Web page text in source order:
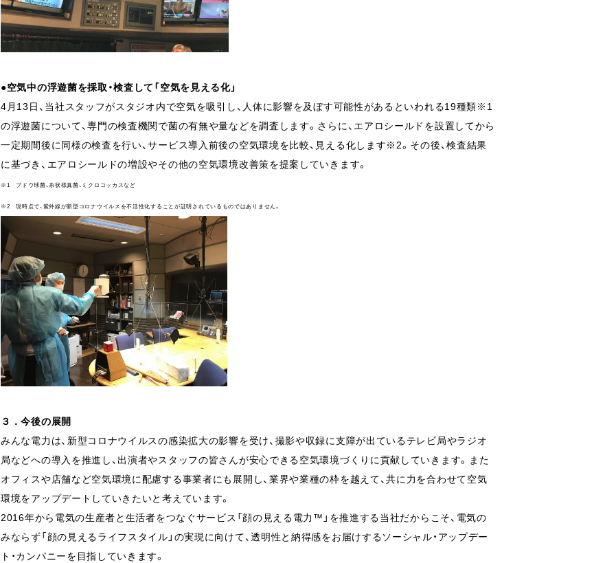
●空気中の浮遊菌を採取・検査して「空気を見える化」
4月13日、当社スタッフがスタジオ内で空気を吸引し、人体に影響を及ぼす可能性があるといわれる19種類※1
の浮遊菌について、専門の検査機関で菌の有無や量などを調査します。さらに、エアロシールドを設置してから
一定期間後に同様の検査を行い、サービス導入前後の空気環境を比較、見える化します※2。その後、検査結果
に基づき、エアロシールドの増設やその他の空気環境改善策を提案していきます。
※1 ブドウ球菌、糸状様真菌、ミクロコッカスなど
※2 現時点で、紫外線が新型コロナウイルスを不活性化することが証明されているものではありません。
３．今後の展開
みんな電力は、新型コロナウイルスの感染拡大の影響を受け、撮影や収録に支障が出ているテレビ局やラジオ
局などへの導入を推進し、出演者やスタッフの皆さんが安心できる空気環境づくりに貢献していきます。また
オフィスや店舗など空気環境に配慮する事業者にも展開し、業界や業種の枠を越えて、共に力を合わせて空気
環境をアップデートしていきたいと考えています。
2016年から電気の生産者と生活者をつなぐサービス「顔の見える電力™️」を推進する当社だからこそ、電気の
みならず「顔の見えるライフスタイル」の実現に向けて、透明性と納得感をお届けするソーシャル・アップデー
ト・カンパニーを目指していきます。